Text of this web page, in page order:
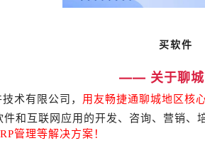
买软件
—— 关于聊
术有限公司， 用友畅捷通聊城地区核
和互联网应用的开发、咨询、营销、
管理等解决方案！